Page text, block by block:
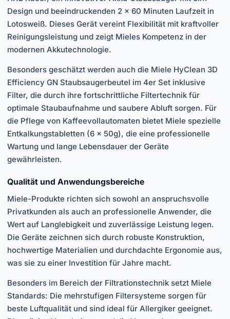
Design und beeindruckenden 2 x 60 Minuten Laufzeit in
Lotosweiß. Dieses Gerät vereint Flexibilität mit kraftvoller
Reinigungsleistung und zeigt Mieles Kompetenz in der
modernen Akkutechnologie.
Besonders geschätzt werden auch die Miele HyClean 3D
Efficiency GN Staubsaugerbeutel im 4er Set inklusive
Filter, die durch ihre fortschrittliche Filtertechnik für
optimale Staubaufnahme und saubere Abluft sorgen. Für
die Pflege von Kaffeevollautomaten bietet Miele spezielle
Entkalkungstabletten (6 x 50g), die eine professionelle
Wartung und lange Lebensdauer der Geräte
gewährleisten.
Qualität und Anwendungsbereiche
Miele-Produkte richten sich sowohl an anspruchsvolle
Privatkunden als auch an professionelle Anwender, die
Wert auf Langlebigkeit und zuverlässige Leistung legen.
Die Geräte zeichnen sich durch robuste Konstruktion,
hochwertige Materialien und durchdachte Ergonomie aus,
was sie zu einer Investition für Jahre macht.
Besonders im Bereich der Filtrationstechnik setzt Miele
Standards: Die mehrstufigen Filtersysteme sorgen für
beste Luftqualität und sind ideal für Allergiker geeignet.